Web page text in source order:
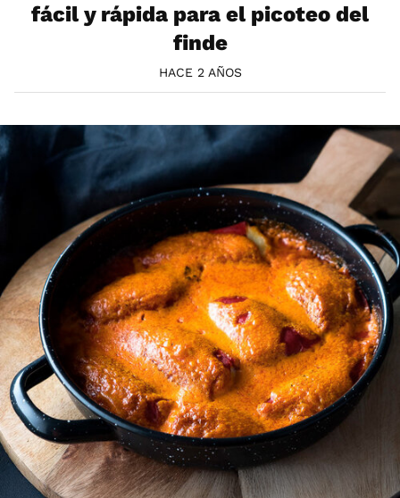
fácil y rápida para el picoteo del
finde
HACE 2 AÑOS